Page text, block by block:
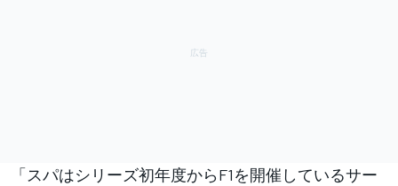
「スパはシリーズ初年度からF1を開催しているサー